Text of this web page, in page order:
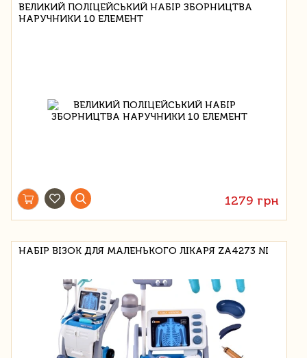
ВЕЛИКИЙ ПОЛІЦЕЙСЬКИЙ НАБІР ЗБОРНИЦТВА
НАРУЧНИКИ 10 ЕЛЕМЕНТ
1279 грн
НАБІР ВІЗОК ДЛЯ МАЛЕНЬКОГО ЛІКАРЯ ZA4273 NI